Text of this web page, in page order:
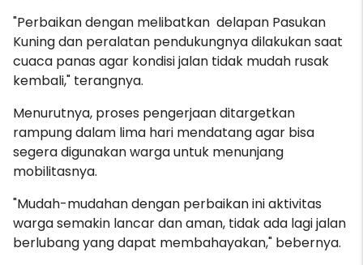
"Perbaikan dengan melibatkan delapan Pasukan
Kuning dan peralatan pendukungnya dilakukan saat
cuaca panas agar kondisi jalan tidak mudah rusak
kembali," terangnya.
Menurutnya, proses pengerjaan ditargetkan
rampung dalam lima hari mendatang agar bisa
segera digunakan warga untuk menunjang
mobilitasnya.
"Mudah-mudahan dengan perbaikan ini aktivitas
warga semakin lancar dan aman, tidak ada lagi jalan
berlubang yang dapat membahayakan," bebernya.